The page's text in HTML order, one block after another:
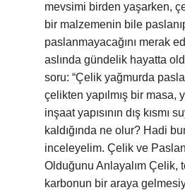
mevsimi birden yaşarken,
bir malzemenin bile
paslanmayacağını merak
aslında gündelik hayatta
soru: “Çelik yağmurda
çelikten yapılmış bir masa,
inşaat yapısının dış kısmı
kaldığında ne olur? Hadi
inceleyelim. Çelik ve
Olduğunu Anlayalım Çelik,
karbonun bir araya